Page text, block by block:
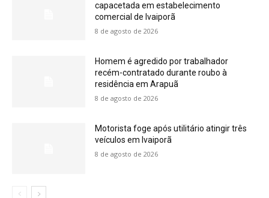
capacetada em estabelecimento
comercial de Ivaiporã
8 de agosto de 2026
Homem é agredido por trabalhador
recém-contratado durante roubo à
residência em Arapuã
8 de agosto de 2026
Motorista foge após utilitário atingir três
veículos em Ivaiporã
8 de agosto de 2026